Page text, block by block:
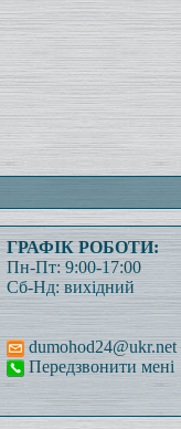
ГРАФІК РОБОТИ:
Пн-Пт: 9:00-17:00
Сб-Нд: вихідний
dumohod24@ukr.net
Передзвонити мені